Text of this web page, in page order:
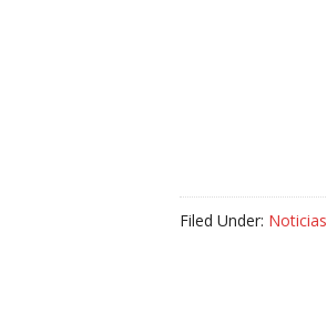
Filed Under: Noticias